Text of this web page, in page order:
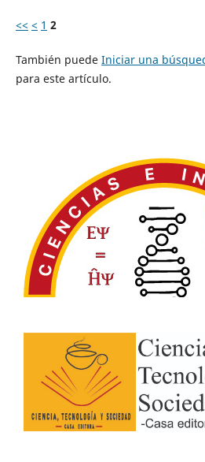
<< < 1 2
También puede Iniciar una
para este artículo.